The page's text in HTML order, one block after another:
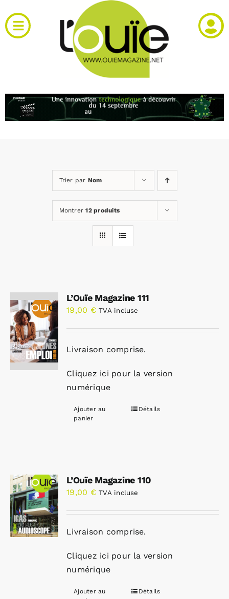
au
contenu
Toggle
Navigation
RH et emploi
Annonces emploi
Trier par Nom
Montrer12 produits
L’Ouïe Magazine 111
19,00 € TVA incluse
Livraison comprise.
Cliquez ici pour la version
numérique
Ajouter au
panier
Détails
L’Ouïe Magazine 110
19,00 € TVA incluse
Livraison comprise.
Cliquez ici pour la version
numérique
Ajouter au
Détails